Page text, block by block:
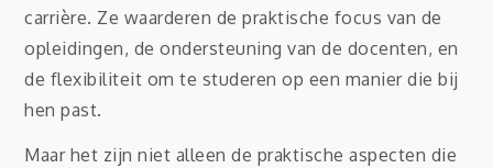
carrière. Ze waarderen de praktische focus van de
opleidingen, de ondersteuning van de docenten, en
de flexibiliteit om te studeren op een manier die bij
hen past.
Maar het zijn niet alleen de praktische aspecten die